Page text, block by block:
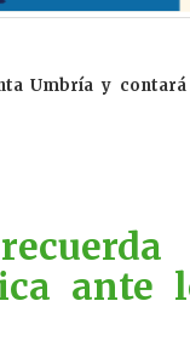
Umbría y
ante